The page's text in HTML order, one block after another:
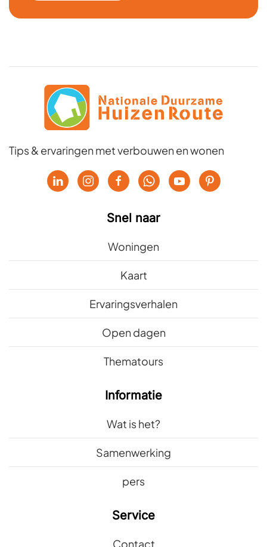
Tips & ervaringen met verbouwen en wonen
Snel naar
Woningen
Kaart
Ervaringsverhalen
Open dagen
Thematours
Informatie
Wat is het?
Samenwerking
pers
Service
Contact